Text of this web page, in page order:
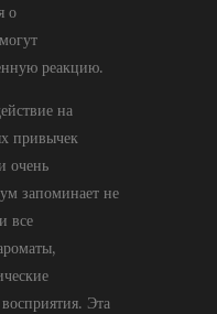
о
реакцию.
на
привычек
очень
запоминает не
все
Эта